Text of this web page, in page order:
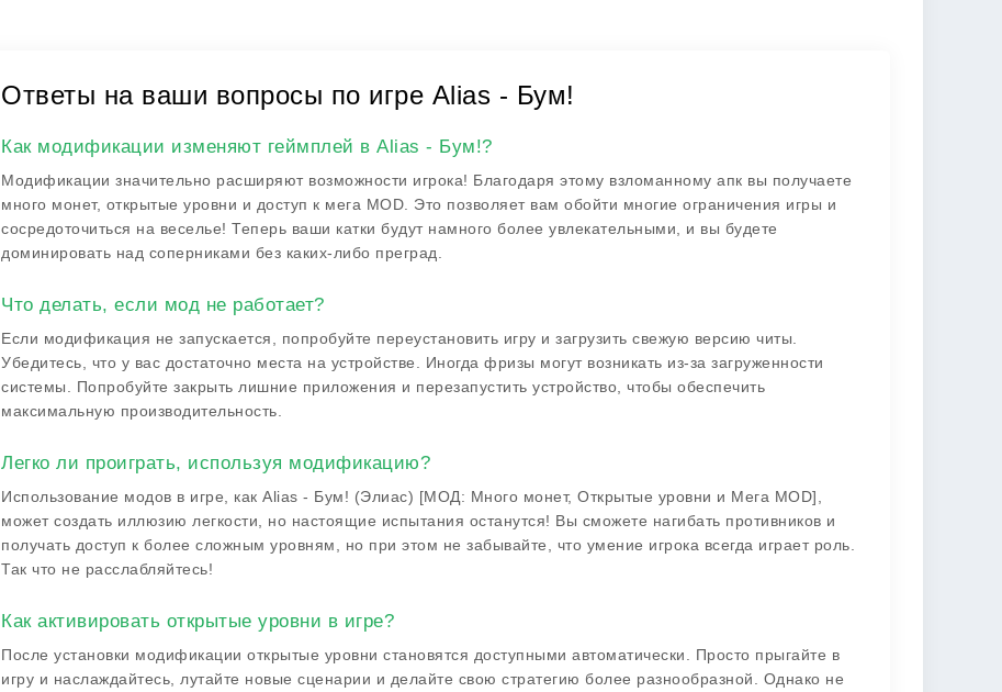
Ответы на ваши вопросы по игре Alias - Бум!
Как модификации изменяют геймплей в Alias - Бум!?
Модификации значительно расширяют возможности игрока! Благодаря этому взломанному апк вы получаете
много монет, открытые уровни и доступ к мега MOD. Это позволяет вам обойти многие ограничения игры и
сосредоточиться на веселье! Теперь ваши катки будут намного более увлекательными, и вы будете
доминировать над соперниками без каких-либо преград.
Что делать, если мод не работает?
Если модификация не запускается, попробуйте переустановить игру и загрузить свежую версию читы.
Убедитесь, что у вас достаточно места на устройстве. Иногда фризы могут возникать из-за загруженности
системы. Попробуйте закрыть лишние приложения и перезапустить устройство, чтобы обеспечить
максимальную производительность.
Легко ли проиграть, используя модификацию?
Использование модов в игре, как Alias - Бум! (Элиас) [МОД: Много монет, Открытые уровни и Мега MOD],
может создать иллюзию легкости, но настоящие испытания останутся! Вы сможете нагибать противников и
получать доступ к более сложным уровням, но при этом не забывайте, что умение игрока всегда играет роль.
Так что не расслабляйтесь!
Как активировать открытые уровни в игре?
После установки модификации открытые уровни становятся доступными автоматически. Просто прыгайте в
игру и наслаждайтесь, лутайте новые сценарии и делайте свою стратегию более разнообразной. Однако не